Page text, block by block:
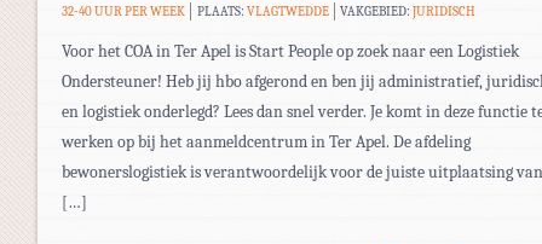
32-40 UUR PER WEEK PLAATS: VLAGTWEDDE VAKGEBIED:JURIDISCH
Voor het COA in Ter Apel is Start People op zoek naar een Logistiek
Ondersteuner! Heb jij hbo afgerond en ben jij administratief,
en logistiek onderlegd? Lees dan snel verder. Je komt in deze functie
werken op bij het aanmeldcentrum in Ter Apel. De afdeling
bewonerslogistiek is verantwoordelijk voor de juiste uitplaatsing van
[…]